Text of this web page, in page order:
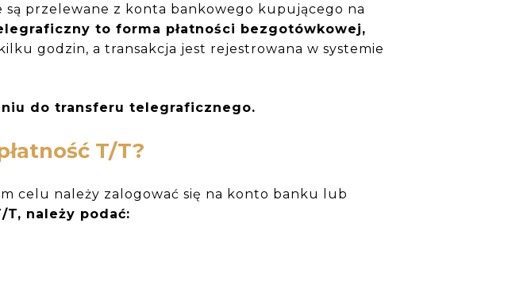
są przelewane z konta bankowego kupującego na
to forma płatności bezgotówkowej,
godzin, a transakcja jest rejestrowana w systemie
do transferu telegraficznego.
T/T?
celu należy zalogować się na konto banku lub
należy podać: